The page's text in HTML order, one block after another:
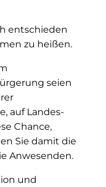
entschieden
zu heißen.
seien
auf Landes-
Chance,
Sie damit die
Anwesenden.
und